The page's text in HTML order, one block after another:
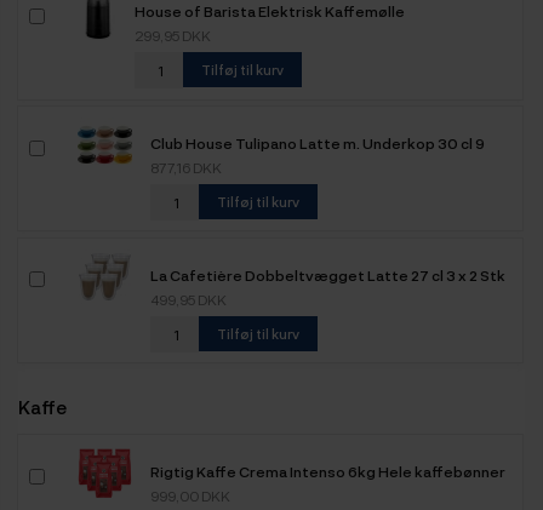
House of Barista Elektrisk Kaffemølle
299,95 DKK
Tilføj til kurv
Club House Tulipano Latte m. Underkop 30 cl 9
Stk
877,16 DKK
Tilføj til kurv
La Cafetière Dobbeltvægget Latte 27 cl 3 x 2 Stk
499,95 DKK
Tilføj til kurv
Kaffe
Rigtig Kaffe Crema Intenso 6kg Hele kaffebønner
999,00 DKK